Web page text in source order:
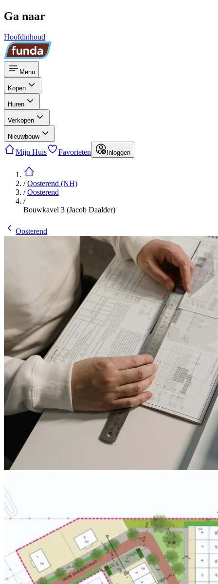
Ga naar
Hoofdinhoud
Menu
Kopen
Huren
Verkopen
Nieuwbouw
Mijn Huis Favorieten Inloggen
/Oosterend (NH)
/Oosterend
/
Bouwkavel 3 (Jacob Daalder)
Oosterend